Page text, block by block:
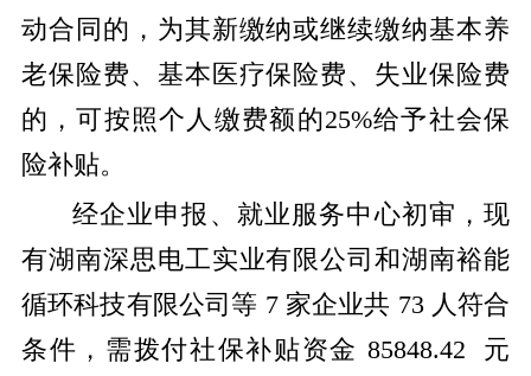
动合同的，为其新缴纳或继续缴纳基本养
老保险费、基本医疗保险费、失业保险费
的，可按照个人缴费额的25%给予社会保
险补贴。
经企业申报、就业服务中心初审，现
有湖南深思电工实业有限公司和湖南裕能
循环科技有限公司等 7 家企业共 73 人符合
条件，需拨付社保补贴资金 85848.42 元